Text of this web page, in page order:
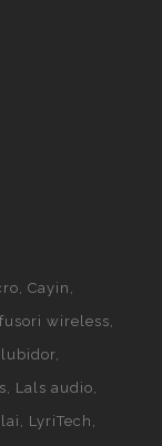
Cayin
wireless
Lals audio
LyriTech